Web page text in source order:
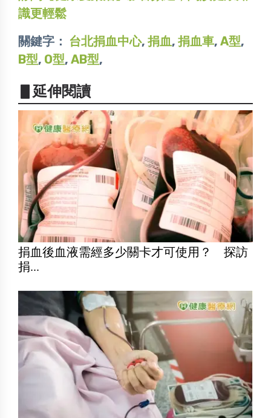
識更輕鬆
關鍵字： 台北捐血中心, 捐血, 捐血車, A型,
B型, O型, AB型,
▋延伸閱讀
捐血後血液需經多少關卡才可使用？ 探訪
捐...